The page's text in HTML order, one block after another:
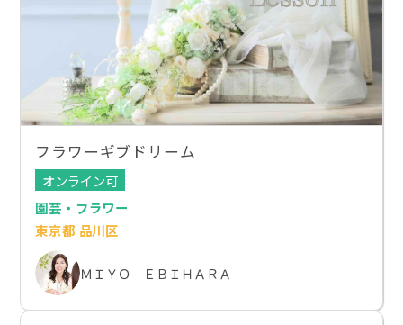
フラワーギブドリーム
オンライン可
園芸・フラワー
東京都 品川区
ＭＩＹＯ ＥＢＩＨＡＲＡ